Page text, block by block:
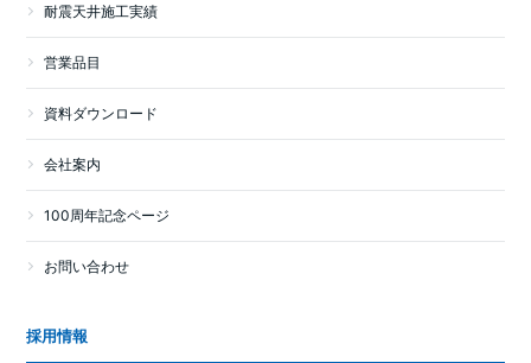
耐震天井施工実績
営業品目
資料ダウンロード
会社案内
100周年記念ページ
お問い合わせ
採用情報